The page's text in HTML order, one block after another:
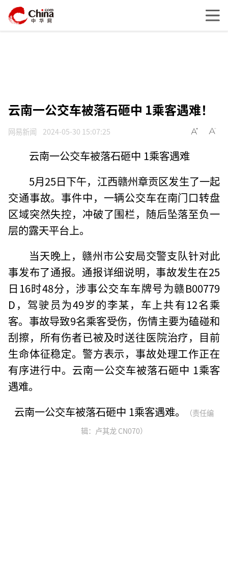
云南一公交车被落石砸中 1乘客遇难！
网易新闻 2024-05-30 15:07:25
云南一公交车被落石砸中 1乘客遇难
5月25日下午，江西赣州章贡区发生了一起
交通事故。事件中，一辆公交车在南门口转盘
区域突然失控，冲破了围栏，随后坠落至负一
层的露天平台上。
当天晚上，赣州市公安局交警支队针对此
事发布了通报。通报详细说明，事故发生在25
日16时48分，涉事公交车车牌号为赣B00779
D，驾驶员为49岁的李某，车上共有12名乘
客。事故导致9名乘客受伤，伤情主要为磕碰和
刮擦，所有伤者已被及时送往医院治疗，目前
生命体征稳定。警方表示，事故处理工作正在
有序进行中。云南一公交车被落石砸中 1乘客
遇难。
云南一公交车被落石砸中 1乘客遇难。
（责任编
辑：卢其龙 CN070）